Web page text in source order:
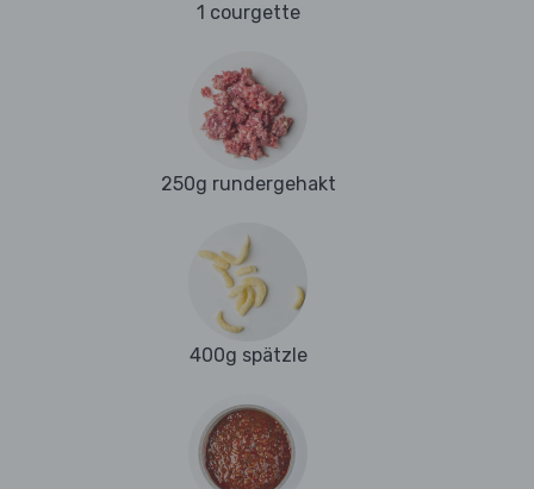
1 courgette
250g rundergehakt
400g spätzle